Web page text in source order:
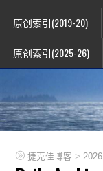
原创索引(2019-20)
原创索引(2025-26)
捷克佳博客 > 2026